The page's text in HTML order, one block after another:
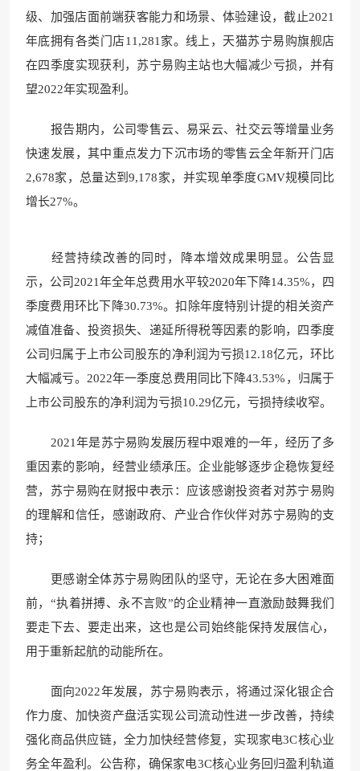
级、加强店面前端获客能力和场景、体验建设，截止2021
年底拥有各类门店11,281家。线上，天猫苏宁易购旗舰店
在四季度实现获利，苏宁易购主站也大幅减少亏损，并有
望2022年实现盈利。
报告期内，公司零售云、易采云、社交云等增量业务
快速发展，其中重点发力下沉市场的零售云全年新开门店
2,678家，总量达到9,178家，并实现单季度GMV规模同比
增长27%。
经营持续改善的同时，降本增效成果明显。公告显
示，公司2021年全年总费用水平较2020年下降14.35%，四
季度费用环比下降30.73%。扣除年度特别计提的相关资产
减值准备、投资损失、递延所得税等因素的影响，四季度
公司归属于上市公司股东的净利润为亏损12.18亿元，环比
大幅减亏。2022年一季度总费用同比下降43.53%，归属于
上市公司股东的净利润为亏损10.29亿元，亏损持续收窄。
2021年是苏宁易购发展历程中艰难的一年，经历了多
重因素的影响，经营业绩承压。企业能够逐步企稳恢复经
营，苏宁易购在财报中表示：应该感谢投资者对苏宁易购
的理解和信任，感谢政府、产业合作伙伴对苏宁易购的支
持；
更感谢全体苏宁易购团队的坚守，无论在多大困难面
前，“执着拼搏、永不言败”的企业精神一直激励鼓舞我们
要走下去、要走出来，这也是公司始终能保持发展信心，
用于重新起航的动能所在。
面向2022年发展，苏宁易购表示，将通过深化银企合
作力度、加快资产盘活实现公司流动性进一步改善，持续
强化商品供应链，全力加快经营修复，实现家电3C核心业
务全年盈利。公告称，确保家电3C核心业务回归盈利轨道